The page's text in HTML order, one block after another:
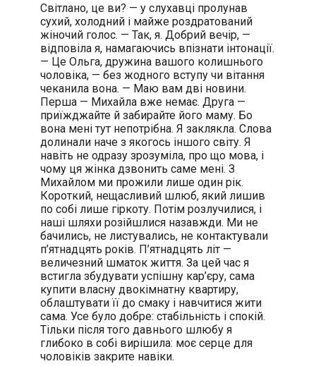
Світлано, це ви? — у слухавці пролунав
сухий, холодний і майже роздратований
жіночий голос. — Так, я. Добрий вечір, —
відповіла я, намагаючись впізнати інтонації.
— Це Ольга, дружина вашого колишнього
чоловіка, — без жодного вступу чи вітання
чеканила вона. — Маю вам дві новини.
Перша — Михайла вже немає. Друга —
приїжджайте й забирайте його маму. Бо
вона мені тут непотрібна. Я заклякла. Слова
долинали наче з якогось іншого світу. Я
навіть не одразу зрозуміла, про що мова, і
чому ця жінка дзвонить саме мені. З
Михайлом ми прожили лише один рік.
Короткий, нещасливий шлюб, який лишив
по собі лише гіркоту. Потім розлучилися, і
наші шляхи розійшлися назавжди. Ми не
бачились, не листувались, не контактували
п’ятнадцять років. П’ятнадцять літ —
величезний шматок життя. За цей час я
встигла збудувати успішну кар’єру, сама
купити власну двокімнатну квартиру,
облаштувати її до смаку і навчитися жити
сама. Усе було добре: стабільність і спокій.
Тільки після того давнього шлюбу я
глибоко в собі вирішила: моє серце для
чоловіків закрите навіки.